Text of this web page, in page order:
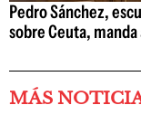
Pedro Sánchez,
sobre Ceuta,
MÁS